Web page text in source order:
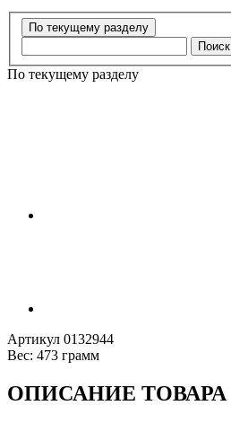
Поиск
По текущему разделу
Артикул 0132944
Вес: 473 грамм
ОПИСАНИЕ ТОВАРА